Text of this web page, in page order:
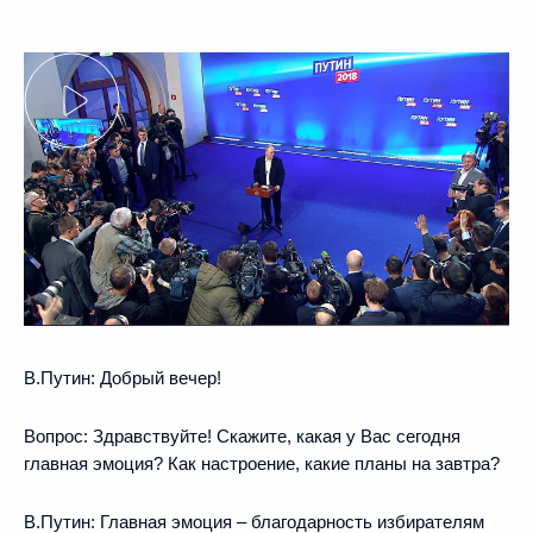
В.Путин: Добрый вечер!
Вопрос: Здравствуйте! Скажите, какая у Вас сегодня
главная эмоция? Как настроение, какие планы на завтра?
В.Путин: Главная эмоция – благодарность избирателям